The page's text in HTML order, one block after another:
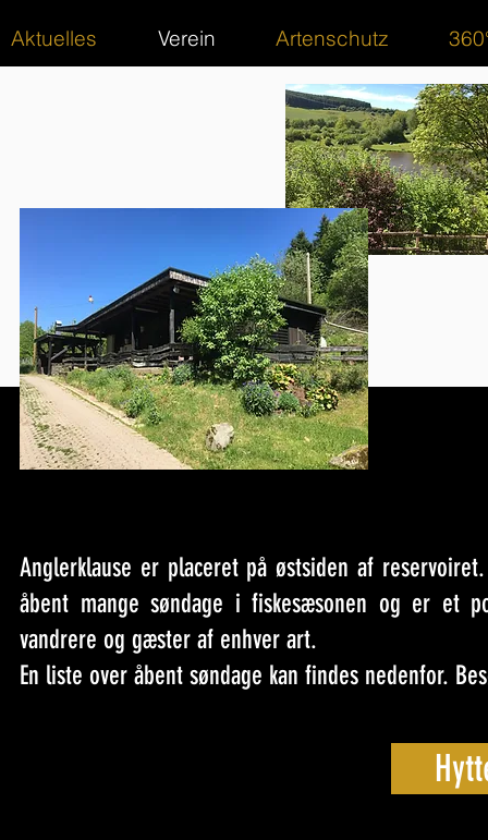
Aktuelles Verein Artenschutz
Anglerklause er placeret på østsiden af
åbent mange søndage i fiskesæsonen og er et
vandrere og gæster af enhver art.
En liste over åbent søndage kan findes nedenfor.